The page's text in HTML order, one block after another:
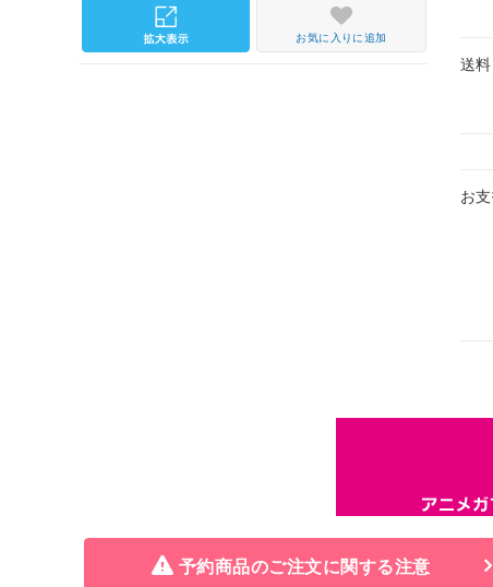
送料
お
お気に入りに追加
予約商品のご注文に関する注意